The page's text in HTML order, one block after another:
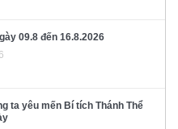
09.8 đến 16.8.2026
ta yêu mến Bí tích Thánh Thể